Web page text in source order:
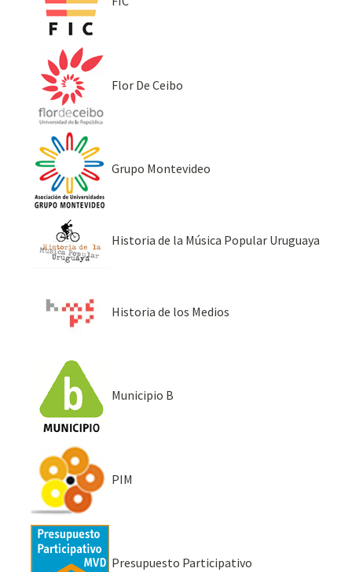
Flor De Ceibo
Grupo Montevideo
Historia de la Música Popular Uruguaya
Historia de los Medios
Municipio B
PIM
Presupuesto Participativo